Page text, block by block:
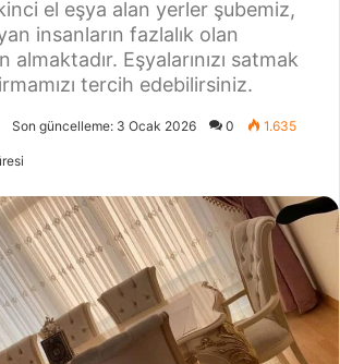
el eşya alan yerler şubemiz,
insanların fazlalık olan
almaktadır. Eşyalarınızı satmak
tercih edebilirsiniz.
i
e
p
o
s
Son güncelleme: 3 Ocak 2026 0 1.635